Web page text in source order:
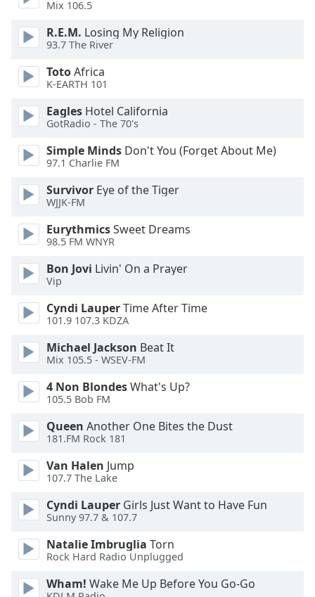
dialog
window.
Escape
and
close
window.
Text
Color
Opacity
Text
Background
Color
Opacity
Caption
Background
Color
Opacity
Size
Text
Mix 106.5
R.E.M. Losing My Religion
93.7 The River
TotoAfrica
K-EARTH 101
Eagles Hotel California
GotRadio - The 70's
Simple Minds Don't You (Forget About Me)
97.1 Charlie FM
Survivor Eye of the Tiger
WJJK-FM
EurythmicsSweet Dreams
98.5 FM WNYR
Bon Jovi Livin' On a Prayer
Vip
Cyndi LauperTime After Time
101.9 107.3 KDZA
Michael Jackson Beat It
Mix 105.5 - WSEV-FM
4 Non BlondesWhat's Up?
105.5 Bob FM
Queen Another One Bites the Dust
181.FM Rock 181
Van Halen Jump
107.7 The Lake
Cyndi Lauper Girls Just Want to Have Fun
Sunny 97.7 & 107.7
Natalie Imbruglia Torn
Rock Hard Radio Unplugged
Wham! Wake Me Up Before You Go-Go